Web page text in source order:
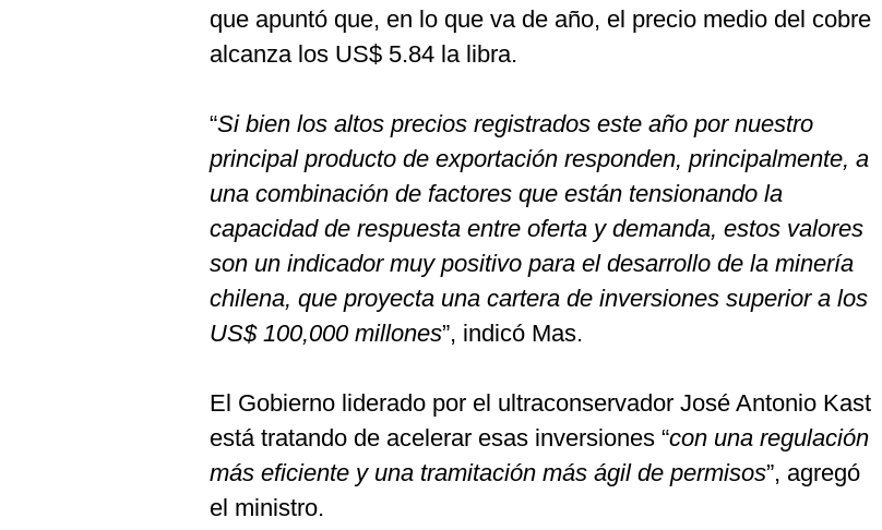
que apuntó que, en lo que va de año, el precio medio del cobre
alcanza los US$ 5.84 la libra.
“Si bien los altos precios registrados este año por nuestro
principal producto de exportación responden, principalmente, a
una combinación de factores que están tensionando la
capacidad de respuesta entre oferta y demanda, estos valores
son un indicador muy positivo para el desarrollo de la minería
chilena, que proyecta una cartera de inversiones superior a los
US$ 100,000 millones”, indicó Mas.
El Gobierno liderado por el ultraconservador José Antonio Kast
está tratando de acelerar esas inversiones “con una regulación
más eficiente y una tramitación más ágil de permisos”, agregó
el ministro.